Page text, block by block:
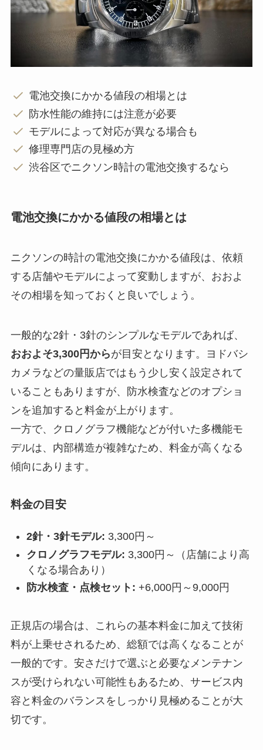
電池交換にかかる値段の相場とは
防水性能の維持には注意が必要
モデルによって対応が異なる場合も
修理専門店の見極め方
渋谷区でニクソン時計の電池交換するなら
電池交換にかかる値段の相場とは
ニクソンの時計の電池交換にかかる値段は、依頼
する店舗やモデルによって変動しますが、おおよ
その相場を知っておくと良いでしょう。
一般的な2針・3針のシンプルなモデルであれば、
おおよそ3,300円からが目安となります。ヨドバシ
カメラなどの量販店ではもう少し安く設定されて
いることもありますが、防水検査などのオプショ
ンを追加すると料金が上がります。
一方で、クロノグラフ機能などが付いた多機能モ
デルは、内部構造が複雑なため、料金が高くなる
傾向にあります。
料金の目安
2針・3針モデル: 3,300円～
クロノグラフモデル: 3,300円～（店舗により高
くなる場合あり）
防水検査・点検セット: +6,000円～9,000円
正規店の場合は、これらの基本料金に加えて技術
料が上乗せされるため、総額では高くなることが
一般的です。安さだけで選ぶと必要なメンテナン
スが受けられない可能性もあるため、サービス内
容と料金のバランスをしっかり見極めることが大
切です。